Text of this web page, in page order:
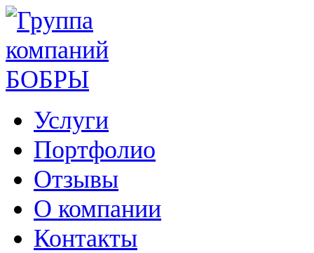
Услуги
Портфолио
Отзывы
О компании
Контакты